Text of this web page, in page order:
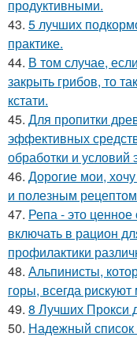
продуктивными.
43. 5 лучших
практике.
44. В том случае,
закрыть грибов, то
кстати.
45. Для пропитки
эффективных
обработки и условий
46. Дорогие мои,
и полезным
47. Репа - это
включать в рацион
профилактики
48. Альпинисты,
горы, всегда
49. 8 Лучших Прокси
50. Надежный